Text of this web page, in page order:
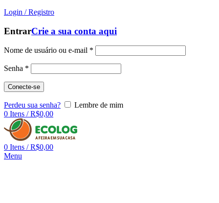
Login / Registro
EntrarCrie a sua conta aqui
Nome de usuário ou e-mail *
Senha *
Conecte-se
Perdeu sua senha?
Lembre de mim
0 Itens / R$0,00
0 Itens / R$0,00
Menu